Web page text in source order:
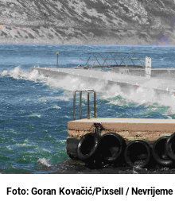
Foto: Goran Kovačić/Pixsell /